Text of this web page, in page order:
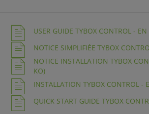
USER GUIDE TYBOX CONTROL -
NOTICE SIMPLIFIÉE TYBOX
NOTICE INSTALLATION TYBOX
KO)
INSTALLATION TYBOX CONTROL -
QUICK START GUIDE TYBOX